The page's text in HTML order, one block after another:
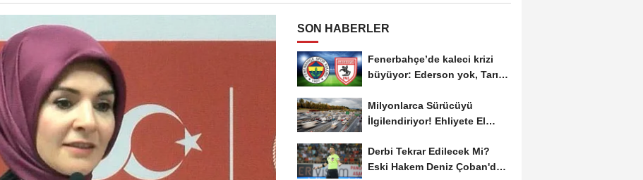
SON HABERLER
Fenerbahçe’de kaleci krizi
büyüyor: Ederson yok, Tarık
Milyonlarca Sürücüyü
İlgilendiriyor! Ehliyete El
Derbi Tekrar Edilecek Mi?
Eski Hakem Deniz Çoban'dan